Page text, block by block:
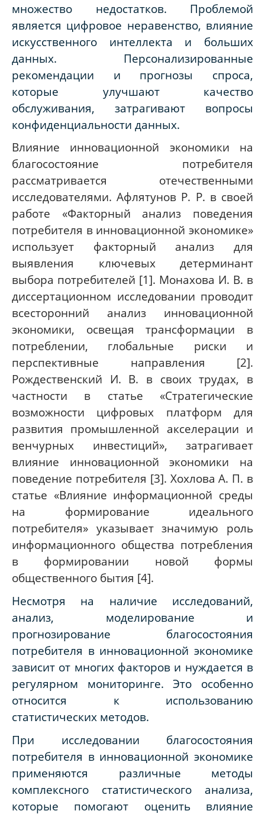
множество недостатков. Проблемой
является цифровое неравенство, влияние
искусственного интеллекта и больших
данных. Персонализированные
рекомендации и прогнозы спроса,
которые улучшают качество
обслуживания, затрагивают вопросы
конфиденциальности данных.
Влияние инновационной экономики на
благосостояние потребителя
рассматривается отечественными
исследователями. Афлятунов Р. Р. в своей
работе «Факторный анализ поведения
потребителя в инновационной экономике»
использует факторный анализ для
выявления ключевых детерминант
выбора потребителей [1]. Монахова И. В. в
диссертационном исследовании проводит
всесторонний анализ инновационной
экономики, освещая трансформации в
потреблении, глобальные риски и
перспективные направления [2].
Рождественский И. В. в своих трудах, в
частности в статье «Стратегические
возможности цифровых платформ для
развития промышленной акселерации и
венчурных инвестиций», затрагивает
влияние инновационной экономики на
поведение потребителя [3]. Хохлова А. П. в
статье «Влияние информационной среды
на формирование идеального
потребителя» указывает значимую роль
информационного общества потребления
в формировании новой формы
общественного бытия [4].
Несмотря на наличие исследований,
анализ, моделирование и
прогнозирование благосостояния
потребителя в инновационной экономике
зависит от многих факторов и нуждается в
регулярном мониторинге. Это особенно
относится к использованию
статистических методов.
При исследовании благосостояния
потребителя в инновационной экономике
применяются различные методы
комплексного статистического анализа,
которые помогают оценить влияние